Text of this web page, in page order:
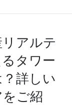
アルテ
タワー
詳しい
ご紹